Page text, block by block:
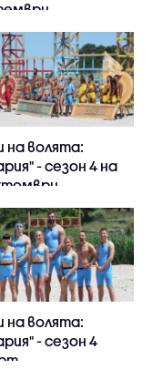
на волята:
- сезон 4 на
на волята:
- сезон 4